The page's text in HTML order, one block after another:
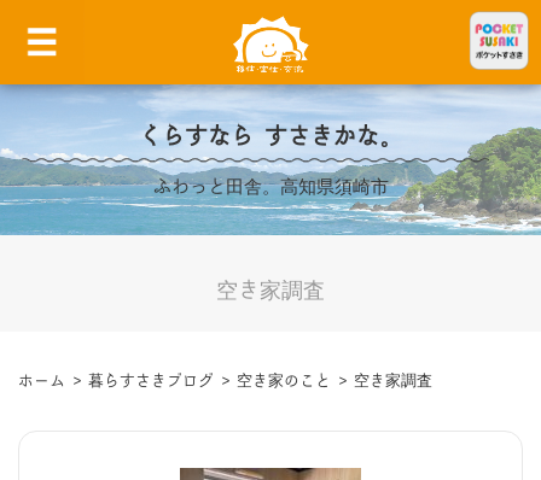
くらすなら すさきかな。
ふわっと田舎。高知県須崎市
空き家調査
ホーム > 暮らすさきブログ > 空き家のこと > 空き家調査